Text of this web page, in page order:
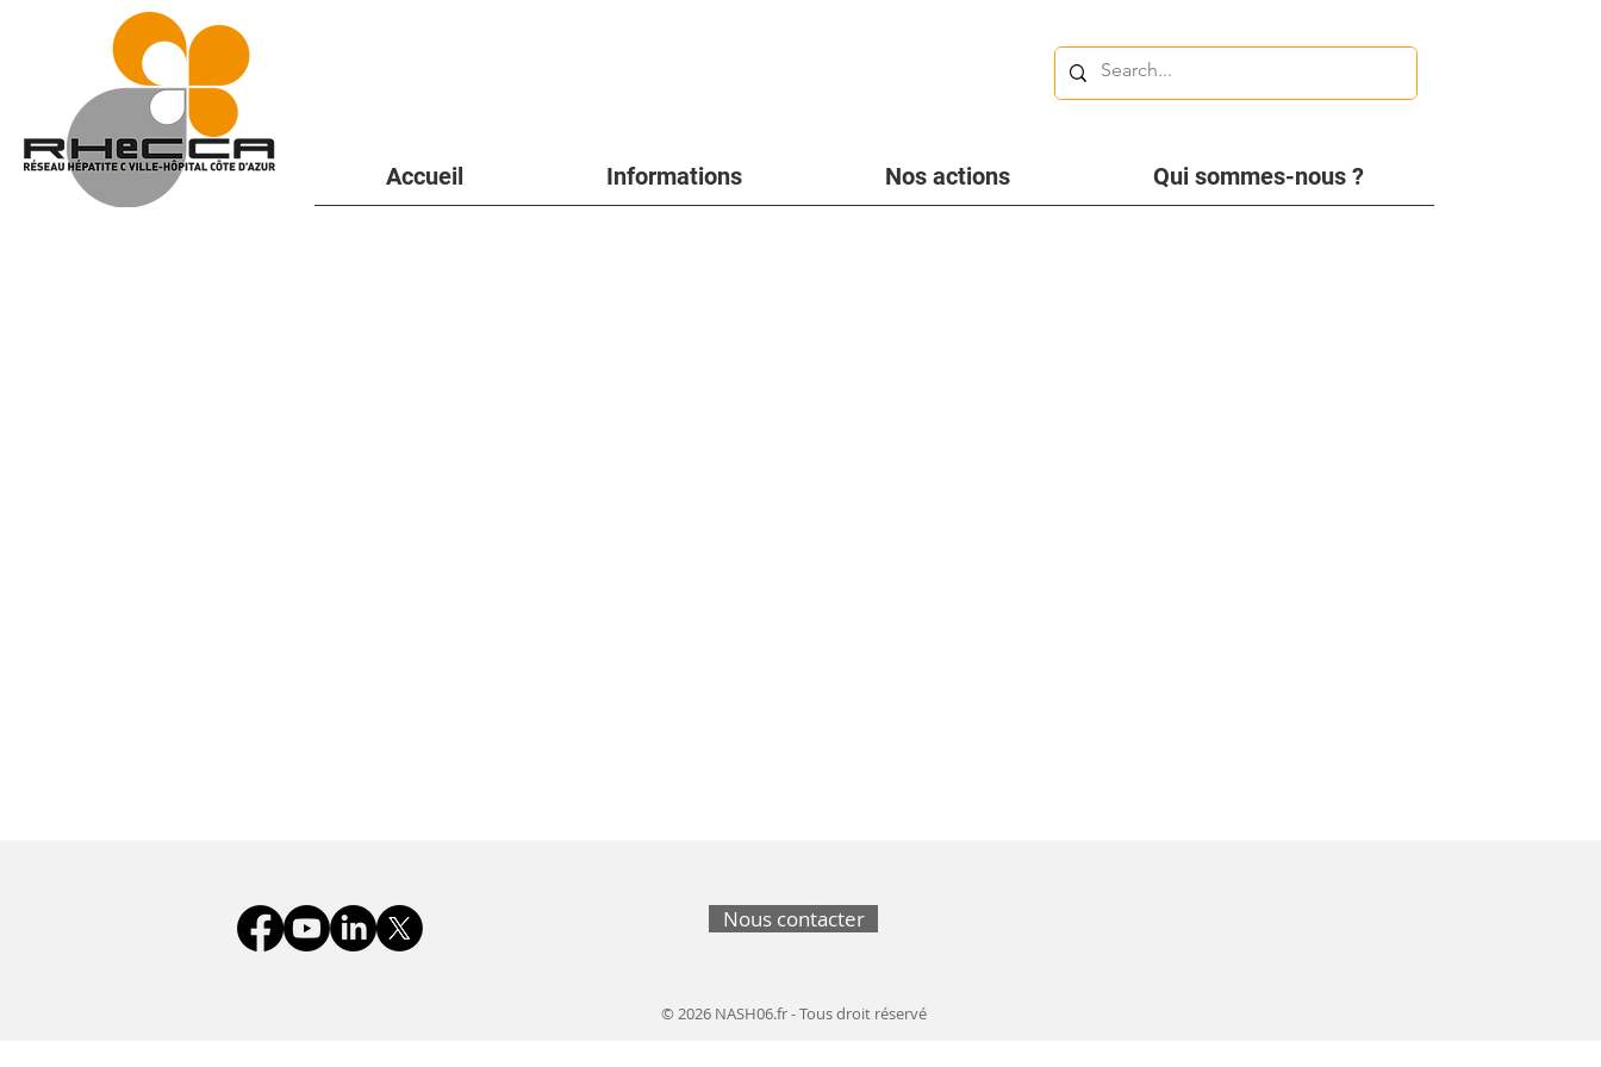
Accueil Informations Nos actions Qui sommes-nous ?
Nous contacter
© 2026 NASH06.fr - Tous droit réservé